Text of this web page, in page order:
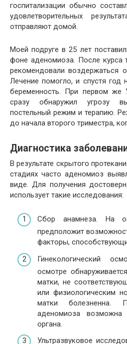
госпитализации обычно
удовлетворительных
отправляют домой.
Моей подруге в 25 лет
фоне аденомиоза. После курса
рекомендовали воздержаться
Лечение помогло, и спустя год
беременность. При первом
сразу обнаружил угрозу
постельный режим и терапию.
до начала второго триместра,
Диагностика
В результате скрытого
стадиях часто аденомиоз
виде. Для получения
использует такие исследования:
Сбор анамнеза. На
предположит
факторы,
Гинекологический
осмотре
матки, не
или физиологическим
матки болезненна.
аденомиоза возможна
органа.
Ультразвуковое